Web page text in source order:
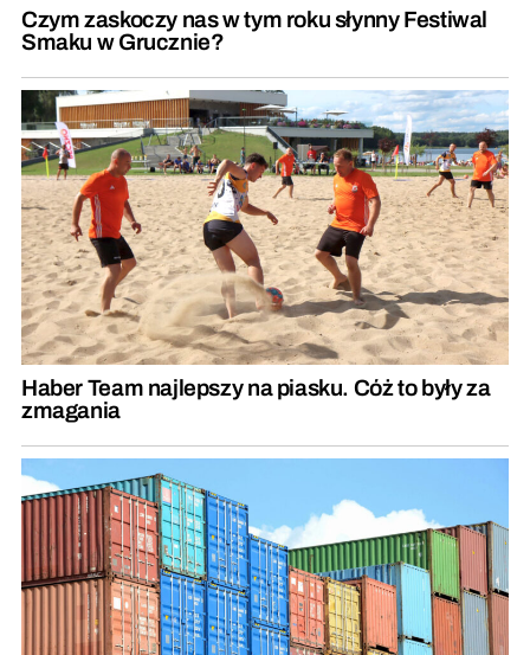
Czym zaskoczy nas w tym roku słynny Festiwal
Smaku w Grucznie?
Haber Team najlepszy na piasku. Cóż to były za
zmagania